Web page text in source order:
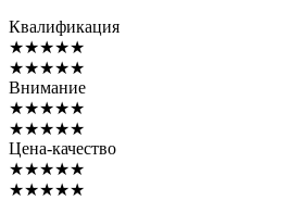
Квалификация
★★★★★
★★★★★
Внимание
★★★★★
★★★★★
Цена-качество
★★★★★
★★★★★